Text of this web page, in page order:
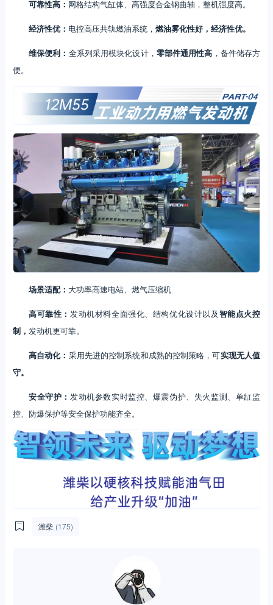
可靠性高： 网格结构气缸体、高强度合金钢曲轴，整机强度高。
经济性优： 电控高压共轨燃油系统， 燃油雾化性好，经济性优。
维保便利： 全系列采用模块化设计， 零部件通用性高 ，备件储存方
便。
场景适配： 大功率高速电站、燃气压缩机
高可靠性： 发动机材料全面强化、结构优化设计以及智能点火控
制， 发动机更可靠。
高自动化： 采用先进的控制系统和成熟的控制策略，可实现无人值
守。
安全守护： 发动机参数实时监控、爆震伪护、失火监测、单缸监
控、防爆保护等安全保护功能齐全。
潍柴 (175)